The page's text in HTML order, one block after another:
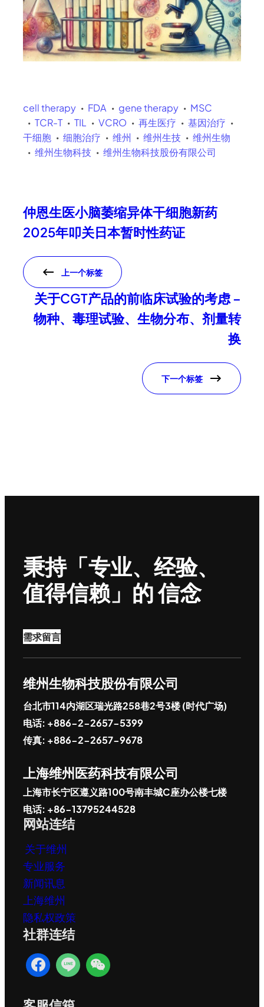
cell therapy FDA gene therapy MSC
TCR-T TIL VCRO 再生医疗
基因治疗
干细胞
细胞治疗 维州 维州生技 维州生物
维州生物科技 维州生物科技股份有限公司
仲恩生医小脑萎缩异体干细胞新药
2025年叩关日本暂时性药证
上一个标签
关于CGT产品的前临床试验的考虑 –
物种、毒理试验、生物分布、剂量转
换
下一个标签
秉持「专业、经验、
值得信赖」的 信念
需求留言
维州生物科技股份有限公司
台北市114内湖区瑞光路258巷2号3楼 (时代广场)
电话: +886-2-2657-5399
传真: +886-2-2657-9678
上海维州医药科技有限公司
上海市长宁区遵义路100号南丰城C座办公楼七楼
电话: +86-13795244528
网站连结
关于维州
专业服务
新闻讯息
上海维州
隐私权政策
社群连结